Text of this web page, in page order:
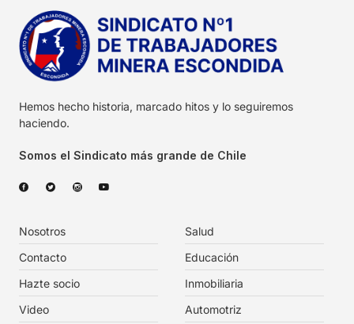
Hemos hecho historia, marcado hitos y lo seguiremos
haciendo.
Somos el Sindicato más grande de Chile
Nosotros
Contacto
Hazte socio
Video
Salud
Educación
Inmobiliaria
Automotriz